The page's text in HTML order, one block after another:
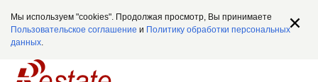
Мы используем "cookies". Продолжая просмотр, Вы принимаете
Пользовательское соглашение и Политику обработки персональных
данных.